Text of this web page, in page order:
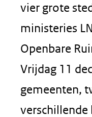
vier grote
ministeries
Openbare
Vrijdag 11
gemeenten,
verschillende